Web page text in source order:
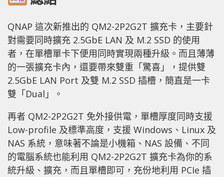
QNAP 這次新推出的 QM2-2P2G2T 擴充卡，主要針
對需要同時擴充 2.5GbE LAN 及 M.2 SSD 的使用
者，在單槽單卡下便用同時實現兩種升級。而且薄薄
的一張擴充卡內，還要帶來雙重「驚喜」，提供雙
2.5GbE LAN Port 及雙 M.2 SSD 插槽，簡直是一卡
雙「Dual」。
再者 QM2-2P2G2T 免外接供電，單槽厚度同時支援
Low-profile 及標準高度，支援 Windows、Linux 及
NAS 系統，意味著不論是小機箱、NAS 設備、不同
的電腦系統也能利用 QM2-2P2G2T 擴充卡為你的系
統升級、擴充，而且單槽即可，充份地利用 PCIe 插